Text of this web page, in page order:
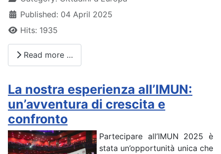
Published: 04 April 2025
Hits: 1935
Read more …
La nostra esperienza all’IMUN:
un’avventura di crescita e
confronto
Partecipare all’IMUN 2025 è
stata un’opportunità unica che